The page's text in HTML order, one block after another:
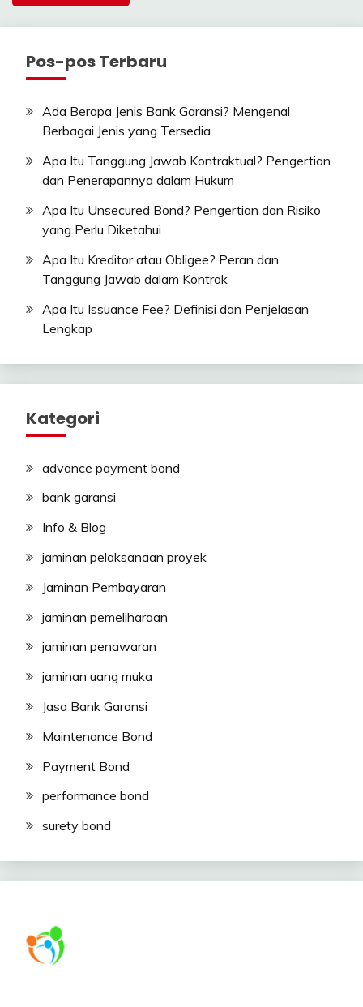
Pos-pos Terbaru
Ada Berapa Jenis Bank Garansi? Mengenal
Berbagai Jenis yang Tersedia
Apa Itu Tanggung Jawab Kontraktual? Pengertian
dan Penerapannya dalam Hukum
Apa Itu Unsecured Bond? Pengertian dan Risiko
yang Perlu Diketahui
Apa Itu Kreditor atau Obligee? Peran dan
Tanggung Jawab dalam Kontrak
Apa Itu Issuance Fee? Definisi dan Penjelasan
Lengkap
Kategori
advance payment bond
bank garansi
Info & Blog
jaminan pelaksanaan proyek
Jaminan Pembayaran
jaminan pemeliharaan
jaminan penawaran
jaminan uang muka
Jasa Bank Garansi
Maintenance Bond
Payment Bond
performance bond
surety bond